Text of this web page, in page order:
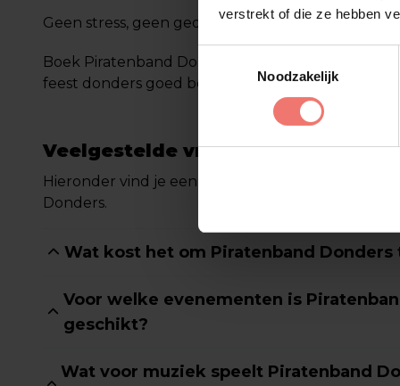
verstrekt of die ze hebben
Noodzakelijk
Geen stress, geen gedoe, gewoon feest. Zoals
Boek Piratenband Donders vandaag nog via
feest donders goed beginnen!
Veelgestelde vragen
Hieronder vind je een aantal veelgestelde vragen
Donders.
Wat kost het om Piratenband Donders
Voor welke evenementen is
geschikt?
Wat voor muziek speelt Piratenband